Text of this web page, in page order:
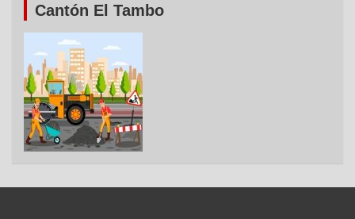
Cantón El Tambo